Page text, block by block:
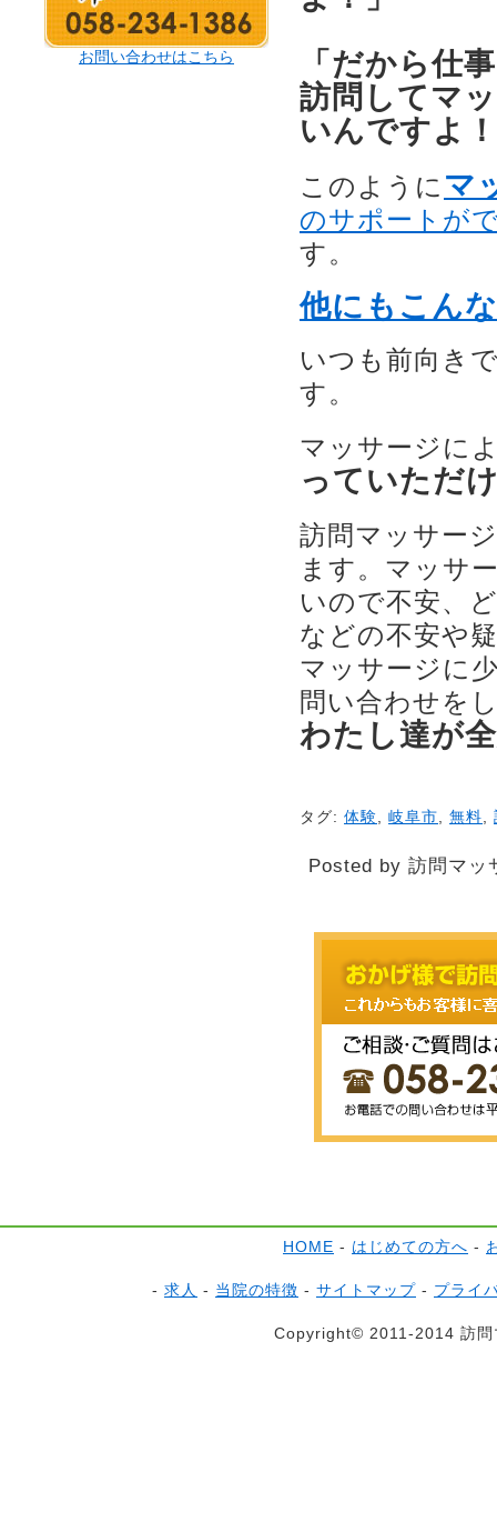
「だから仕
訪問してマ
いんですよ
このように マ
のサポートが
す。
他にもこん
いつも前向き
す。
マッサージに
っていただ
訪問マッサー
ます。マッサ
いので不安、
などの不安や
マッサージに
問い合わせを
わたし達が
タグ: 体験, 岐阜市, 無料,
Posted by 訪問マ
お問い合わせはこちら
HOME - はじめての方へ -
- 求人 - 当院の特徴 - サイトマップ - プライ
Copyright© 2011-2014 訪問